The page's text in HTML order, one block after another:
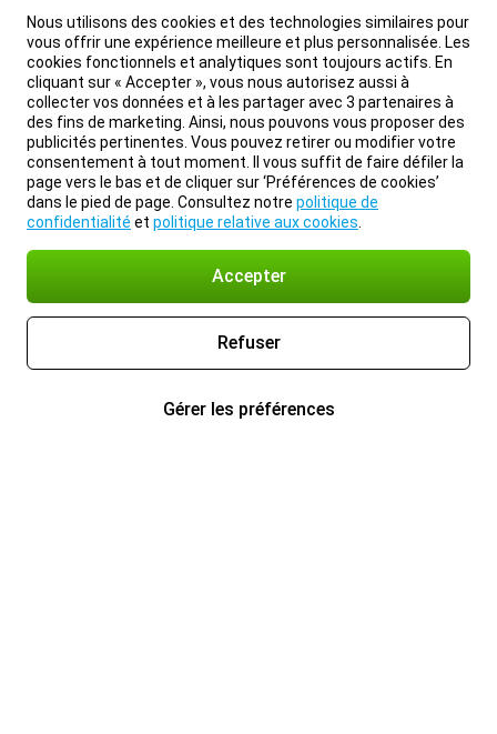
Nous utilisons des cookies et des technologies similaires pour
vous offrir une expérience meilleure et plus personnalisée. Les
cookies fonctionnels et analytiques sont toujours actifs. En
cliquant sur « Accepter », vous nous autorisez aussi à
collecter vos données et à les partager avec 3 partenaires à
des fins de marketing. Ainsi, nous pouvons vous proposer des
publicités pertinentes. Vous pouvez retirer ou modifier votre
consentement à tout moment. Il vous suffit de faire défiler la
page vers le bas et de cliquer sur ‘Préférences de cookies’
dans le pied de page. Consultez notre politique de
confidentialité et politique relative aux cookies
Accepter
Refuser
Gérer les préférences